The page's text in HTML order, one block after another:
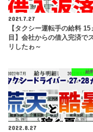
2021.7.27
【タクシー運転手の給料 15
目】会社からの借入完済で
リしたゎ～
給
2022.8.27